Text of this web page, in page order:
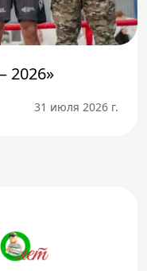
2026»
31 июля 2026 г.